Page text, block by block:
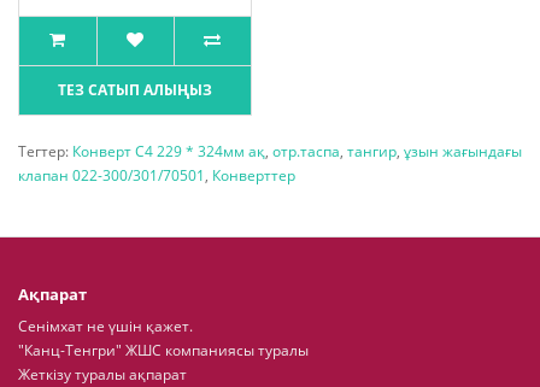
ТЕЗ САТЫП АЛЫҢЫЗ
Тегтер: Конверт С4 229 * 324мм ақ, отр.таспа, тангир, ұзын жағындағы
клапан 022-300/301/70501, Конверттер
Ақпарат
Сенімхат не үшін қажет.
"Канц-Тенгри" ЖШС компаниясы туралы
Жеткізу туралы ақпарат